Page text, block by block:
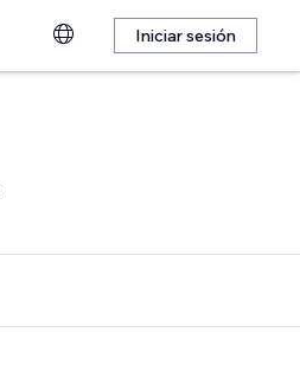
Iniciar sesión